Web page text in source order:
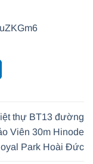
thự BT13 đường
Viên 30m Hinode
Park Hoài Đức